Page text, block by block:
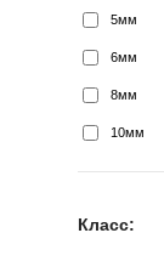
5мм
6мм
8мм
10мм
Класс: